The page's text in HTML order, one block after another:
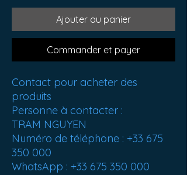
Ajouter au panier
Commander et payer
Contact pour acheter des
produits
Personne à contacter :
TRAM NGUYEN
Numéro de téléphone : +33 675
350 000
WhatsApp : +33 675 350 000